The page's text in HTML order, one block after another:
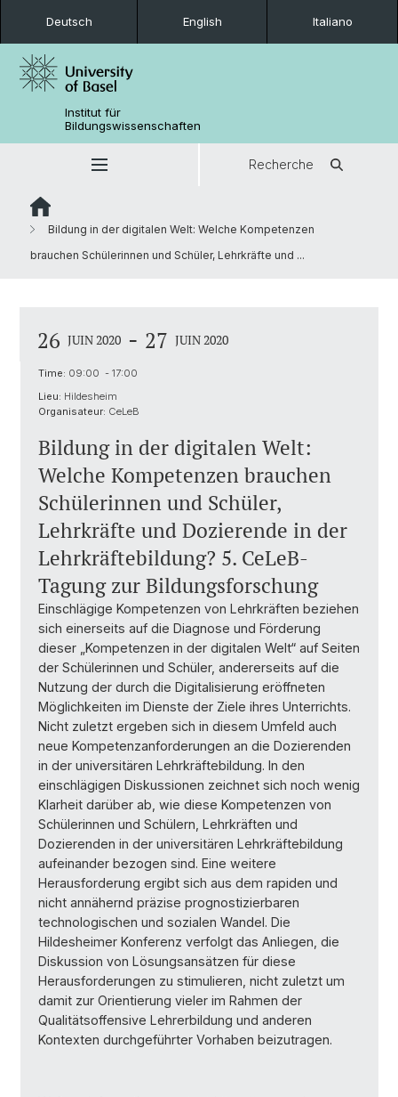
Deutsch English Italiano
Institut für
Bildungswissenschaften
Recherche
Bildung in der digitalen Welt: Welche Kompetenzen
brauchen Schülerinnen und Schüler, Lehrkräfte und ...
26 JUIN 2020 - 27 JUIN 2020
Time: 09:00 - 17:00
Lieu: Hildesheim
Organisateur: CeLeB
Bildung in der digitalen Welt:
Welche Kompetenzen brauchen
Schülerinnen und Schüler,
Lehrkräfte und Dozierende in der
Lehrkräftebildung? 5. CeLeB-
Tagung zur Bildungsforschung
Einschlägige Kompetenzen von Lehrkräften beziehen
sich einerseits auf die Diagnose und Förderung
dieser „Kompetenzen in der digitalen Welt“ auf Seiten
der Schülerinnen und Schüler, andererseits auf die
Nutzung der durch die Digitalisierung eröffneten
Möglichkeiten im Dienste der Ziele ihres Unterrichts.
Nicht zuletzt ergeben sich in diesem Umfeld auch
neue Kompetenzanforderungen an die Dozierenden
in der universitären Lehrkräftebildung. In den
einschlägigen Diskussionen zeichnet sich noch wenig
Klarheit darüber ab, wie diese Kompetenzen von
Schülerinnen und Schülern, Lehrkräften und
Dozierenden in der universitären Lehrkräftebildung
aufeinander bezogen sind. Eine weitere
Herausforderung ergibt sich aus dem rapiden und
nicht annähernd präzise prognostizierbaren
technologischen und sozialen Wandel. Die
Hildesheimer Konferenz verfolgt das Anliegen, die
Diskussion von Lösungsansätzen für diese
Herausforderungen zu stimulieren, nicht zuletzt um
damit zur Orientierung vieler im Rahmen der
Qualitätsoffensive Lehrerbildung und anderen
Kontexten durchgeführter Vorhaben beizutragen.